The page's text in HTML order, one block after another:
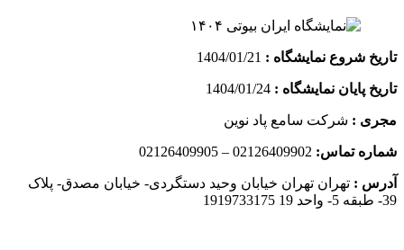
تاریخ شروع نمایشگاه : 1404/01/21
تاریخ پایان نمایشگاه :
مجری : شرکت سامع پاد نوین
شماره تماس:
آدرس : تهران تهران خیابان وحید دستگردی- خیابان مصدق- پلاک
39- طبقه 5- واحد 19 1919733175